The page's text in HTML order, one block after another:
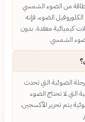
من الضوء الشمسي
الضوء، فإنه
كيميائية معقدة. بدون
الشمسي.
الضوئية التي تحدث
التي لا تحتاج الضوء
يتم تحرير الأكسجين،